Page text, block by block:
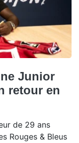
Junior
retour en
de 29 ans
Rouges & Bleus